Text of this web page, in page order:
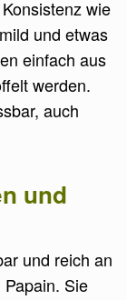
wie
und etwas
einfach aus
werden.
auch
und
und reich an
Sie